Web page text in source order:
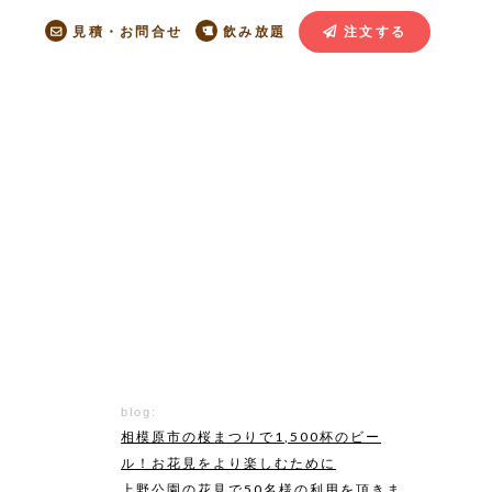
見積・お問合せ 飲み放題 注文する
blog:
相模原市の桜まつりで1,500杯のビー
ル！お花見をより楽しむために